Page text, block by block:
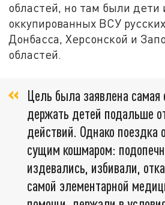
областей, но там были дети
оккупированных ВСУ
Донбасса, Херсонской и
областей.
Цель была заявлена самая
держать детей подальше
действий. Однако поездка
сущим кошмаром:
издевались, избивали,
самой элементарной